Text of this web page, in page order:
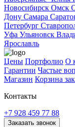
Новосибирск Омск
Дону Самара
Петербург
Уфа Ульяновск
Ярославль
Цены Портфолио О
Гарантии Частые
Магазин Корзина
Контакты
+7 928 459 77 88
Заказать звонок